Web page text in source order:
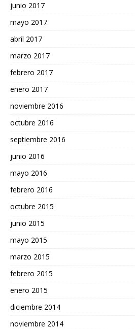
junio 2017
mayo 2017
abril 2017
marzo 2017
febrero 2017
enero 2017
noviembre 2016
octubre 2016
septiembre 2016
junio 2016
mayo 2016
febrero 2016
octubre 2015
junio 2015
mayo 2015
marzo 2015
febrero 2015
enero 2015
diciembre 2014
noviembre 2014